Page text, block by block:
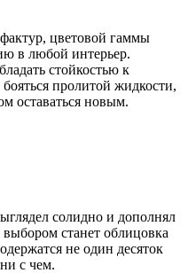
цветовой гаммы
в любой интерьер.
стойкостью к
пролитой жидкости,
оставаться новым.
солидно и дополнял
станет облицовка
не один десяток
с чем.